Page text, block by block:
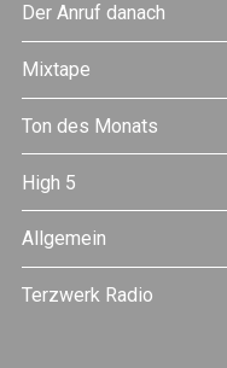
Der Anruf danach
Mixtape
Ton des Monats
High 5
Allgemein
Terzwerk Radio